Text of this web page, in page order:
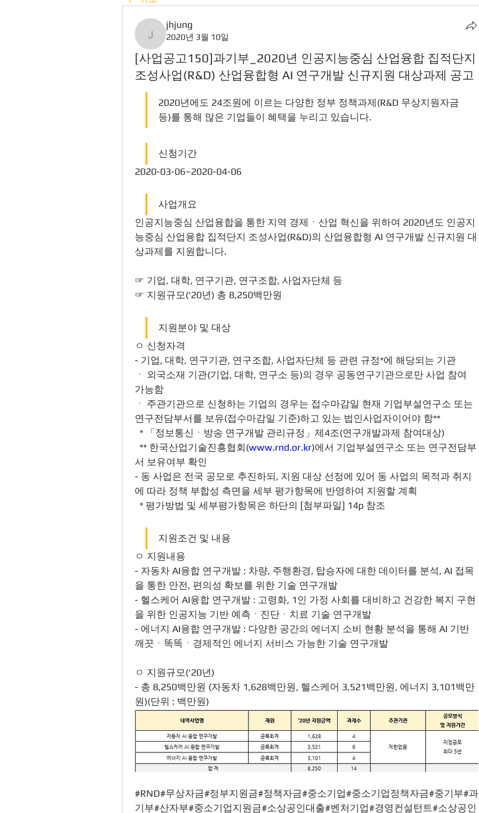
jhjung
jhjung
2020년 3월 10일
[사업공고150]과기부_2020년 인공지능중심 산업융합 집적단지
조성사업(R&D) 산업융합형 AI 연구개발 신규지원 대상과제 공고
2020년에도 24조원에 이르는 다양한 정부 정책과제(R&D 무상지원자금
등)를 통해 많은 기업들이 혜택을 누리고 있습니다.
신청기간
2020-03-06~2020-04-06
사업개요
인공지능중심 산업융합을 통한 지역 경제ㆍ산업 혁신을 위하여 2020년도 인공지
능중심 산업융합 집적단지 조성사업(R&D)의 산업융합형 AI 연구개발 신규지원 대
상과제를 지원합니다.
☞ 기업, 대학, 연구기관, 연구조합, 사업자단체 등
☞ 지원규모(‘20년) 총 8,250백만원
지원분야 및 대상
ㅇ 신청자격
- 기업, 대학, 연구기관, 연구조합, 사업자단체 등 관련 규정*에 해당되는 기관
ㆍ 외국소재 기관(기업, 대학, 연구소 등)의 경우 공동연구기관으로만 사업 참여
가능함
ㆍ 주관기관으로 신청하는 기업의 경우는 접수마감일 현재 기업부설연구소 또는
연구전담부서를 보유(접수마감일 기준)하고 있는 법인사업자이어야 함**
* 「정보통신ㆍ방송 연구개발 관리규정」제4조(연구개발과제 참여대상)
** 한국산업기술진흥협회(www.rnd.or.kr)에서 기업부설연구소 또는 연구전담부
서 보유여부 확인
- 동 사업은 전국 공모로 추진하되, 지원 대상 선정에 있어 동 사업의 목적과 취지
에 따라 정책 부합성 측면을 세부 평가항목에 반영하여 지원할 계획
* 평가방법 및 세부평가항목은 하단의 [첨부파일] 14p 참조
지원조건 및 내용
ㅇ 지원내용
- 자동차 AI융합 연구개발 : 차량, 주행환경, 탑승자에 대한 데이터를 분석, AI 접목
을 통한 안전, 편의성 확보를 위한 기술 연구개발
- 헬스케어 AI융합 연구개발 : 고령화, 1인 가정 사회를 대비하고 건강한 복지 구현
을 위한 인공지능 기반 예측ㆍ진단ㆍ치료 기술 연구개발
- 에너지 AI융합 연구개발 : 다양한 공간의 에너지 소비 현황 분석을 통해 AI 기반
깨끗ㆍ똑똑ㆍ경제적인 에너지 서비스 가능한 기술 연구개발
ㅇ 지원규모(‘20년)
- 총 8,250백만원 (자동차 1,628백만원, 헬스케어 3,521백만원, 에너지 3,101백만
원)(단위 : 백만원)
#RND#무상자금#정부지원금#정책자금#중소기업#중소기업정책자금#중기부#과
기부#산자부#중소기업지원금#소상공인대출#벤처기업#경영컨설턴트#소상공인